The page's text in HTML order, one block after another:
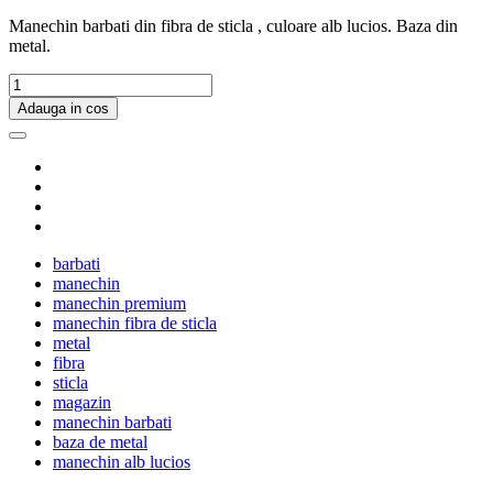
Manechin barbati din fibra de sticla , culoare alb lucios. Baza din
metal.
Adauga in cos
barbati
manechin
manechin premium
manechin fibra de sticla
metal
fibra
sticla
magazin
manechin barbati
baza de metal
manechin alb lucios